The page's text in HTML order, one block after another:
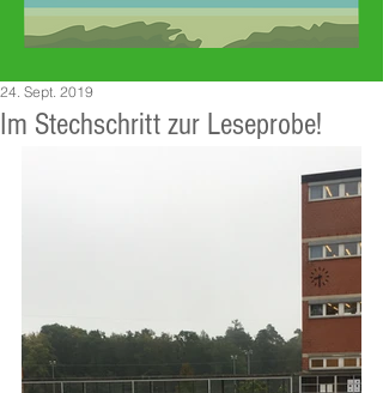
Im Stechschritt zur Leseprobe!
24. Sept. 2019